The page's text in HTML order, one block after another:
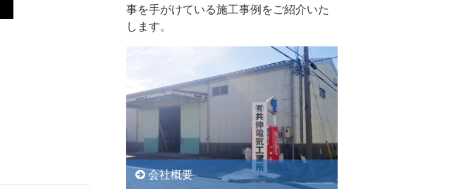
事を手がけている施工事例をご紹介いた
します。
会社概要